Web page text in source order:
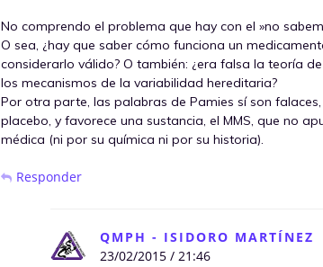
No comprendo el problema que hay con el »no
O sea, ¿hay que saber cómo funciona un
considerarlo válido? O también: ¿era falsa la teoría
los mecanismos de la variabilidad hereditaria?
Por otra parte, las palabras de Pamies sí son
placebo, y favorece una sustancia, el MMS, que no
médica (ni por su química ni por su historia).
Responder
QMPH - ISIDORO MARTÍNEZ
23/02/2015 / 21:46